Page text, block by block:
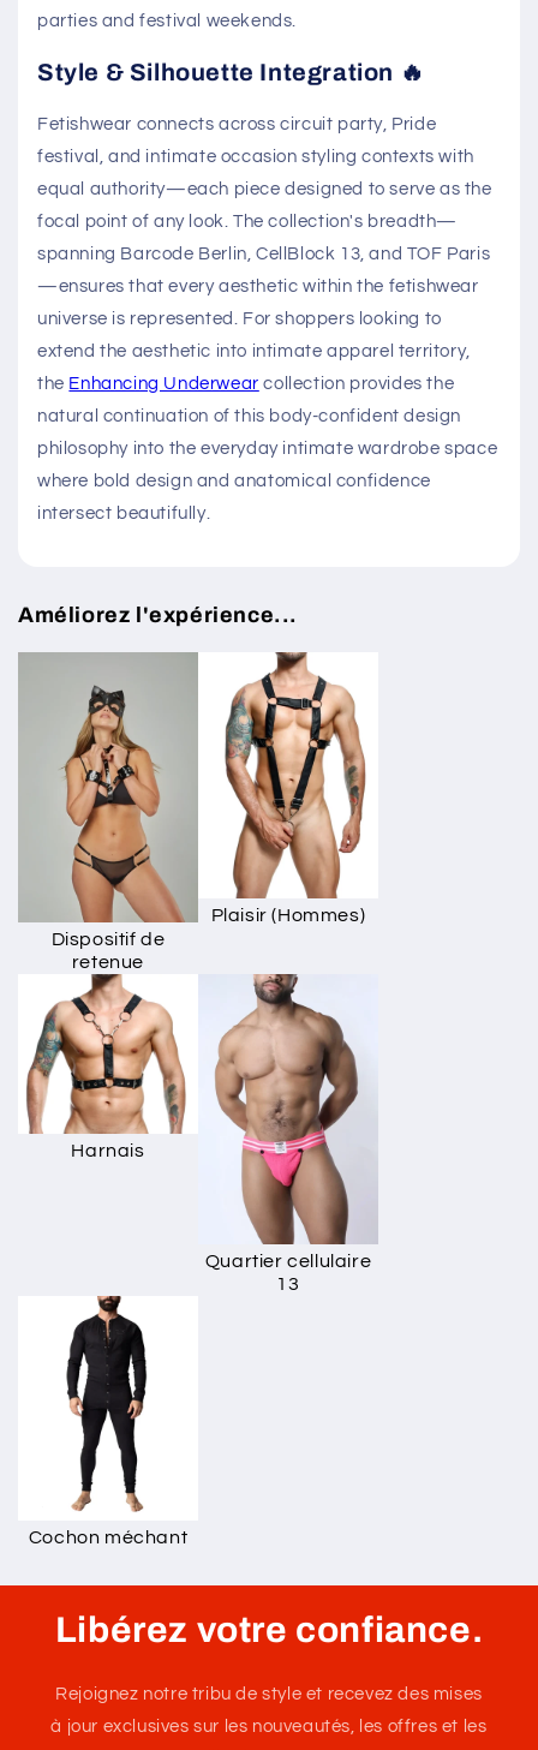
parties and festival weekends.
Style & Silhouette Integration 🔥
Fetishwear connects across circuit party, Pride
festival, and intimate occasion styling contexts with
equal authority—each piece designed to serve as the
focal point of any look. The collection's breadth—
spanning Barcode Berlin, CellBlock 13, and TOF Paris
—ensures that every aesthetic within the fetishwear
universe is represented. For shoppers looking to
extend the aesthetic into intimate apparel territory,
the Enhancing Underwear collection provides the
natural continuation of this body-confident design
philosophy into the everyday intimate wardrobe space
where bold design and anatomical confidence
intersect beautifully.
Améliorez l'expérience...
Dispositif de
retenue
Plaisir (Hommes)
Harnais
Quartier cellulaire
13
Cochon méchant
Libérez votre confiance.
Rejoignez notre tribu de style et recevez des mises
à jour exclusives sur les nouveautés, les offres et les